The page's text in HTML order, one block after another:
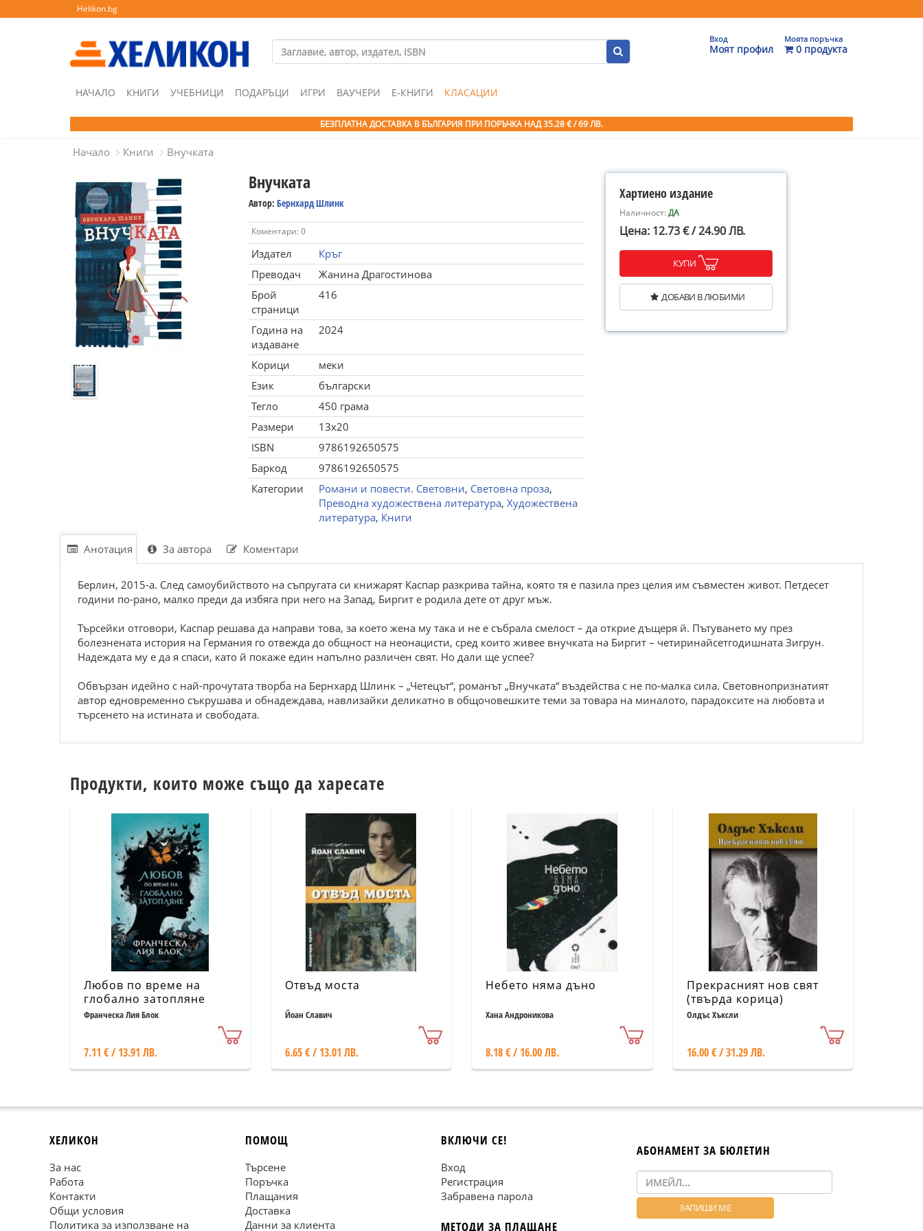
Helikon.bg
Вход
Моят профил
Моята поръчка
0 продукта
НАЧАЛО КНИГИ УЧЕБНИЦИ ПОДАРЪЦИ ИГРИ ВАУЧЕРИ Е-КНИГИ КЛАСАЦИИ
БЕЗПЛАТНА ДОСТАВКА В БЪЛГАРИЯ ПРИ ПОРЪЧКА НАД 35.28 € / 69 ЛВ.
Начало Книги Внучката
Внучката
Автор: Бернхард Шлинк
Коментари: 0
Издател
Кръг
Преводач
Жанина Драгостинова
Брой
страници
416
Година на
издаване
2024
Корици
меки
Език
български
Тегло
450 грама
Размери
13x20
ISBN
9786192650575
Баркод
9786192650575
Категории
Романи и повести. Световни, Световна проза,
Преводна художествена литература, Художествена
литература, Книги
Хартиено издание
Наличност:ДА
Цена: 12.73 € / 24.90 ЛВ.
КУПИ
ДОБАВИ В ЛЮБИМИ
Анотация За автора Коментари
Берлин, 2015-а. След самоубийството на съпругата си книжарят Каспар разкрива тайна, която тя е пазила през целия им съвместен живот. Петдесет
години по-рано, малко преди да избяга при него на Запад, Биргит е родила дете от друг мъж.
Търсейки отговори, Каспар решава да направи това, за което жена му така и не е събрала смелост – да открие дъщеря й. Пътуването му през
болезнената история на Германия го отвежда до общност на неонацисти, сред които живее внучката на Биргит – четиринайсетгодишната Зигрун.
Надеждата му е да я спаси, като й покаже един напълно различен свят. Но дали ще успее?
Обвързан идейно с най-прочутата творба на Бернхард Шлинк – „Четецът“, романът „Внучката“ въздейства с не по-малка сила. Световнопризнатият
автор едновременно съкрушава и обнадеждава, навлизайки деликатно в общочовешките теми за товара на миналото, парадоксите на любовта и
търсенето на истината и свободата.
Продукти, които може също да харесате
Любов по време на
глобално затопляне
Франческа Лия Блок
7.11 € / 13.91 ЛВ.
Отвъд моста
Йоан Славич
6.65 € / 13.01 ЛВ.
Небето няма дъно
Хана Андроникова
8.18 € / 16.00 ЛВ.
Прекрасният нов свят
(твърда корица)
Олдъс Хъксли
16.00 € / 31.29 ЛВ.
ХЕЛИКОН
За нас
Работа
Контакти
Общи условия
Политика за използване на
ПОМОЩ
Търсене
Поръчка
Плащания
Доставка
Данни за клиента
ВКЛЮЧИ СЕ!
Вход
Регистрация
Забравена парола
МЕТОДИ ЗА ПЛАЩАНЕ
АБОНАМЕНТ ЗА БЮЛЕТИН